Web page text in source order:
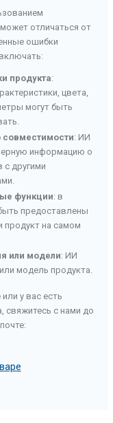
отличаться от
ошибки
продукта:
цвета,
могут быть
: ИИ
информацию о
с другими
функции: в
предоставлены
продукт на самом
или модели: ИИ
модель продукта.
у вас есть
свяжитесь с нами до